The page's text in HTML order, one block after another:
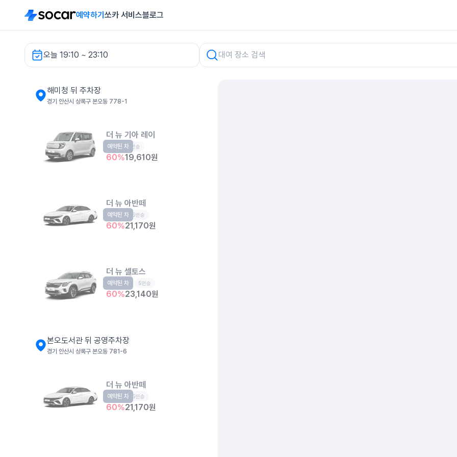
예약하기 쏘카 서비스블로그
오늘 19:10 ~ 23:10
해미청 뒤 주차장 렌터카
해미청 뒤 주차장
경기 안산시 상록구 본오동 778-1
더 뉴 기아 레이
경형 5인승
60%19,610원
예약된 차
더 뉴 아반떼
준중형 5인승
60%21,170원
예약된 차
더 뉴 셀토스
소형SUV 5인승
60%23,140원
예약된 차
본오도서관 뒤 공영주차장
경기 안산시 상록구 본오동 781-6
더 뉴 아반떼
준중형 5인승
60%21,170원
예약된 차